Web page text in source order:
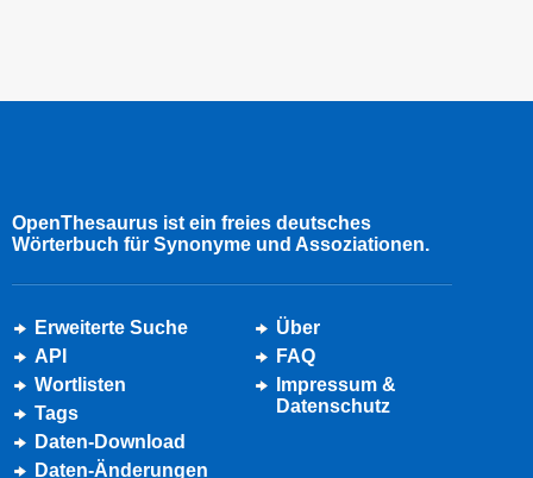
OpenThesaurus ist ein freies deutsches
Wörterbuch für Synonyme und Assoziationen.
Erweiterte Suche
API
Wortlisten
Tags
Daten-Download
Daten-Änderungen
Über
FAQ
Impressum &
Datenschutz